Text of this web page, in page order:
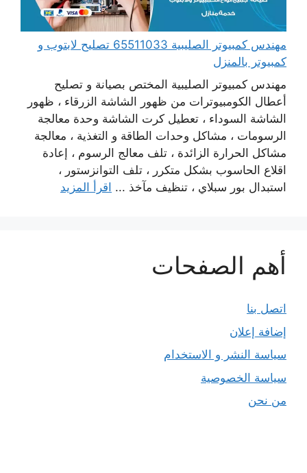
مهندس كمبيوتر الصليبية 65511033 تصليح لابتوب و
كمبيوتر بالمنزل
مهندس كمبيوتر الصليبية المختص بصيانة و تصليح
أعطال الكومبيوترات من ظهور الشاشة الزرقاء ، ظهور
الشاشة السوداء ، تعطيل كرت الشاشة وحدة معالجة
الرسومات ، مشاكل وحدات الطاقة و التغذية ، معالجة
مشاكل الحرارة الزائدة ، تلف معالج الرسوم ، إعادة
اقلاع الحاسوب بشكل متكرر ، تلف التوانزستور ،
استبدال بور سبلاي ، تنظيف مآخذ ... اقرأ المزيد
أهم الصفحات
اتصل بنا
إضافة إعلان
سياسة النشر و الاستخدام
سياسة الخصوصية
من نحن